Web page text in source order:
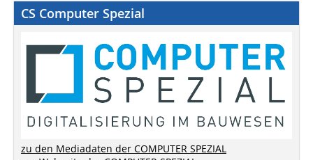
CS Computer Spezial
zu den Mediadaten der COMPUTER SPEZIAL